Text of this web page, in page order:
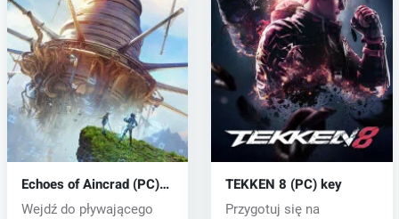
Echoes of Aincrad (PC)
key
Wejdź do pływającego
TEKKEN 8 (PC) key
Przygotuj się na